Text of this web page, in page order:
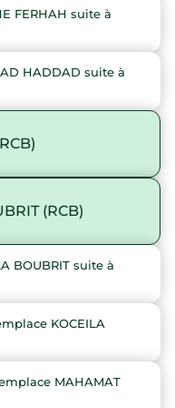
FERHAH suite à
HADDAD suite à
(RCB)
BOUBRIT suite à
KOCEILA
MAHAMAT